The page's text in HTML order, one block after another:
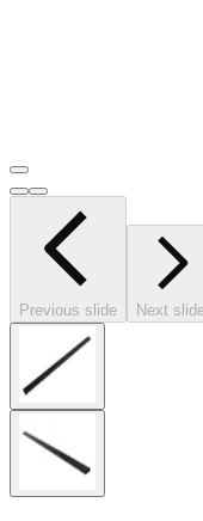
Previous slide Next